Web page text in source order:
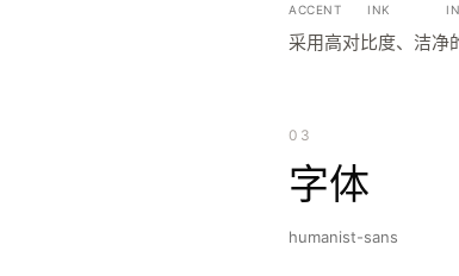
ACCENT INK
采用高对比度、洁净
03
字体
humanist-sans